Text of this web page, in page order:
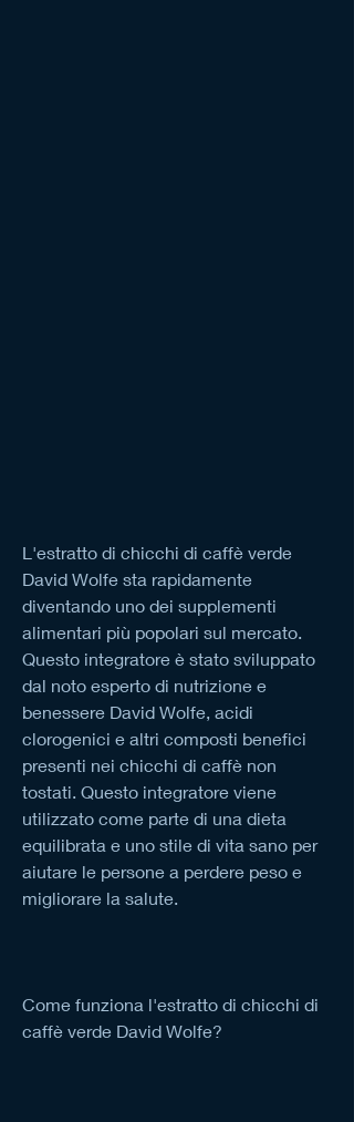
L'estratto di chicchi di caffè verde
David Wolfe sta rapidamente
diventando uno dei supplementi
alimentari più popolari sul mercato.
Questo integratore è stato sviluppato
dal noto esperto di nutrizione e
benessere David Wolfe, acidi
clorogenici e altri composti benefici
presenti nei chicchi di caffè non
tostati. Questo integratore viene
utilizzato come parte di una dieta
equilibrata e uno stile di vita sano per
aiutare le persone a perdere peso e
migliorare la salute.
Come funziona l'estratto di chicchi di
caffè verde David Wolfe?